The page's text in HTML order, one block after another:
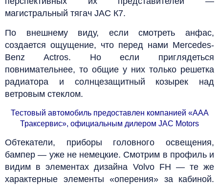
магистральный тягач JAC К7.
По внешнему виду, если смотреть анфас,
создается ощущение, что перед нами Mercedes-
Benz Actros. Но если приглядеться
повнимательнее, то общие у них только решетка
радиатора и солнцезащитный козырек над
ветровым стеклом.
Тестовый автомобиль предоставлен компанией «ААА
Траксервис», официальным дилером JAC Motors
Обтекатели, приборы головного освещения,
бампер — уже не немецкие. Смотрим в профиль и
видим в элементах дизайна Volvo FH — те же
характерные элементы «оперения» за кабиной.